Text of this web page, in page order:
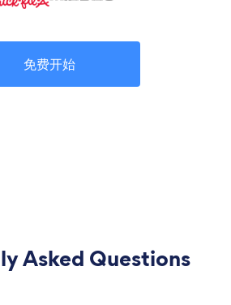
免费开始
Asked Questions